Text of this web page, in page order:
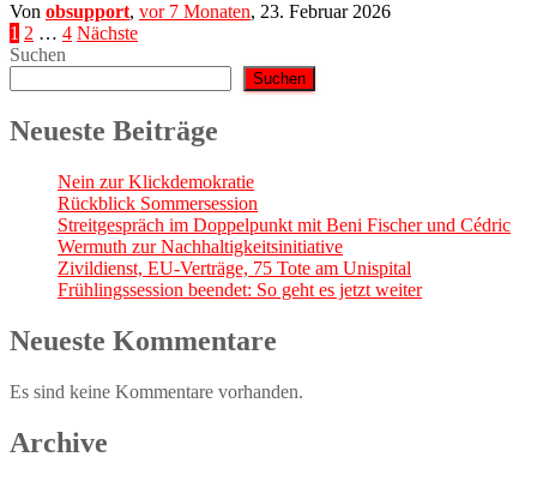
Von obsupport, vor 7 Monaten, 23. Februar 2026
Seitennummerierung
der
Beiträge
1 2 … 4 Nächste
Suchen
Suchen
Neueste Beiträge
Nein zur Klickdemokratie
Rückblick Sommersession
Streitgespräch im Doppelpunkt mit Beni Fischer und Cédric
Wermuth zur Nachhaltigkeitsinitiative
Zivildienst, EU-Verträge, 75 Tote am Unispital
Frühlingssession beendet: So geht es jetzt weiter
Neueste Kommentare
Es sind keine Kommentare vorhanden.
Archive